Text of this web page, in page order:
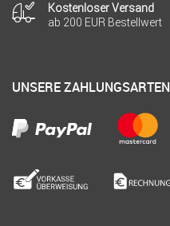
Kostenloser Versand
ab 200 EUR Bestellwert
UNSERE ZAHLUNGSARTEN